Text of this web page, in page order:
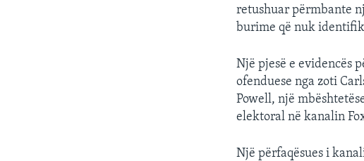
retushuar përmbante
burime që nuk
Një pjesë e evidencës
ofenduese nga zoti
Powell, një
elektoral në kanalin
Një përfaqësues i